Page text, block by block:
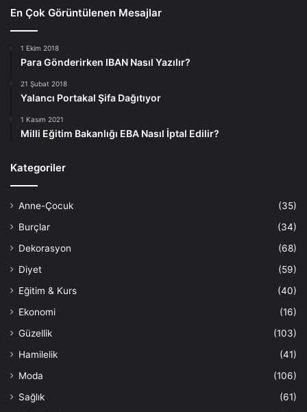
En Çok Görüntülenen Mesajlar
1 Ekim 2018
Para Gönderirken IBAN Nasıl Yazılır?
21 Şubat 2018
Yalancı Portakal Şifa Dağıtıyor
1 Kasım 2021
Milli Eğitim Bakanlığı EBA Nasıl İptal Edilir?
Kategoriler
Anne-Çocuk
(35)
Burçlar
(34)
Dekorasyon
(68)
Diyet
(59)
Eğitim & Kurs
(40)
Ekonomi
(16)
Güzellik
(103)
Hamilelik
(41)
Moda
(106)
Sağlık
(61)